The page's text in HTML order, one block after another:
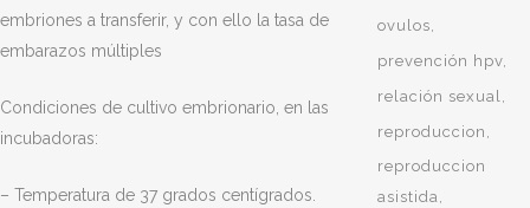
embriones a transferir, y con ello la tasa de
embarazos múltiples
Condiciones de cultivo embrionario, en las
incubadoras:
– Temperatura de 37 grados centígrados.
ovulos
prevención hpv
relación sexual
reproduccion
reproduccion
asistida